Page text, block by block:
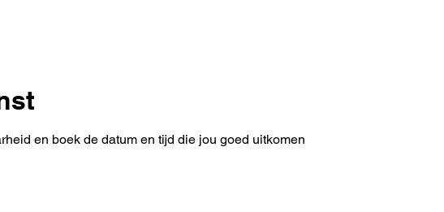
en boek de datum en tijd die jou goed uitkomen